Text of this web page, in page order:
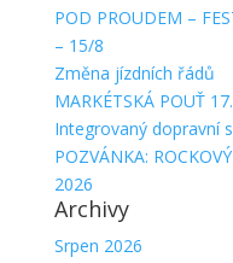
POD PROUDEM –
– 15/8
Změna jízdních řádů
MARKÉTSKÁ POUŤ
Integrovaný dopravní
POZVÁNKA:
2026
Archivy
Srpen 2026